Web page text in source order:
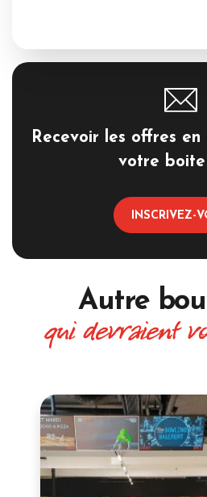
Recevoir les offres
votre boite
INSCRIVEZ-
Autre
qui devraient